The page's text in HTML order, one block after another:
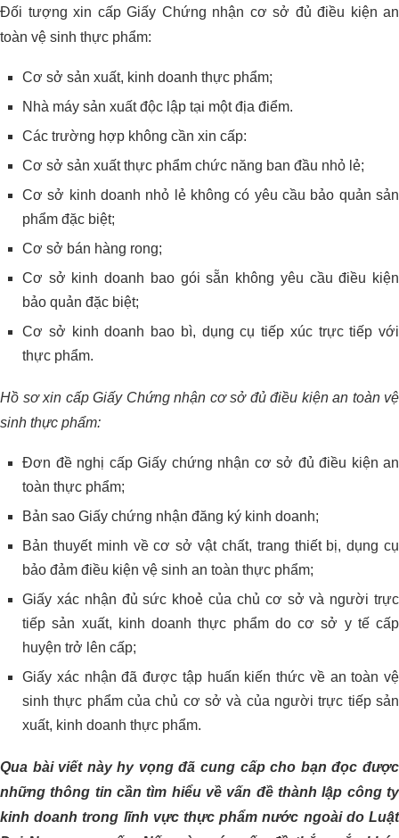
Đối tượng xin cấp Giấy Chứng nhận cơ sở đủ điều kiện an
toàn vệ sinh thực phẩm:
Cơ sở sản xuất, kinh doanh thực phẩm;
Nhà máy sản xuất độc lập tại một địa điểm.
Các trường hợp không cần xin cấp:
Cơ sở sản xuất thực phẩm chức năng ban đầu nhỏ lẻ;
Cơ sở kinh doanh nhỏ lẻ không có yêu cầu bảo quản sản
phẩm đặc biệt;
Cơ sở bán hàng rong;
Cơ sở kinh doanh bao gói sẵn không yêu cầu điều kiện
bảo quản đặc biệt;
Cơ sở kinh doanh bao bì, dụng cụ tiếp xúc trực tiếp với
thực phẩm.
Hồ sơ xin cấp Giấy Chứng nhận cơ sở đủ điều kiện an toàn vệ
sinh thực phẩm:
Đơn đề nghị cấp Giấy chứng nhận cơ sở đủ điều kiện an
toàn thực phẩm;
Bản sao Giấy chứng nhận đăng ký kinh doanh;
Bản thuyết minh về cơ sở vật chất, trang thiết bị, dụng cụ
bảo đảm điều kiện vệ sinh an toàn thực phẩm;
Giấy xác nhận đủ sức khoẻ của chủ cơ sở và người trực
tiếp sản xuất, kinh doanh thực phẩm do cơ sở y tế cấp
huyện trở lên cấp;
Giấy xác nhận đã được tập huấn kiến thức về an toàn vệ
sinh thực phẩm của chủ cơ sở và của người trực tiếp sản
xuất, kinh doanh thực phẩm.
Qua bài viết này hy vọng đã cung cấp cho bạn đọc được
những thông tin cần tìm hiểu về vấn đề thành lập công ty
kinh doanh trong lĩnh vực thực phẩm nước ngoài do Luật